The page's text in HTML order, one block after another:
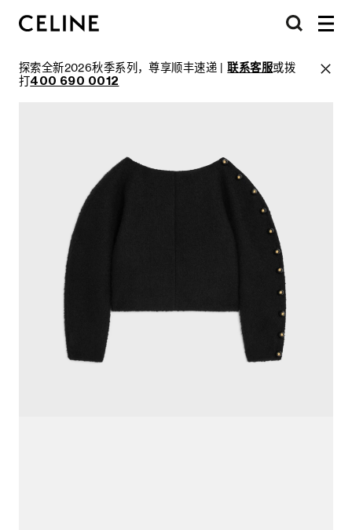
探索全新2026秋季系列，尊享顺丰速递 |联系客服或拨
打400 690 0012